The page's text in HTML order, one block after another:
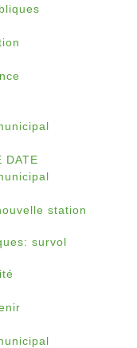
DATE
station
survol